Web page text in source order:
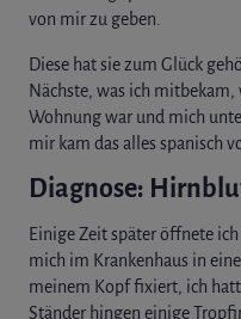
von mir zu geben.
Diese hat sie zum Glück
Nächste, was ich mitbekam,
Wohnung war und mich
mir kam das alles spanisch
Diagnose:
Einige Zeit später öffnete
mich im Krankenhaus in
meinem Kopf fixiert, ich
Ständer hingen einige